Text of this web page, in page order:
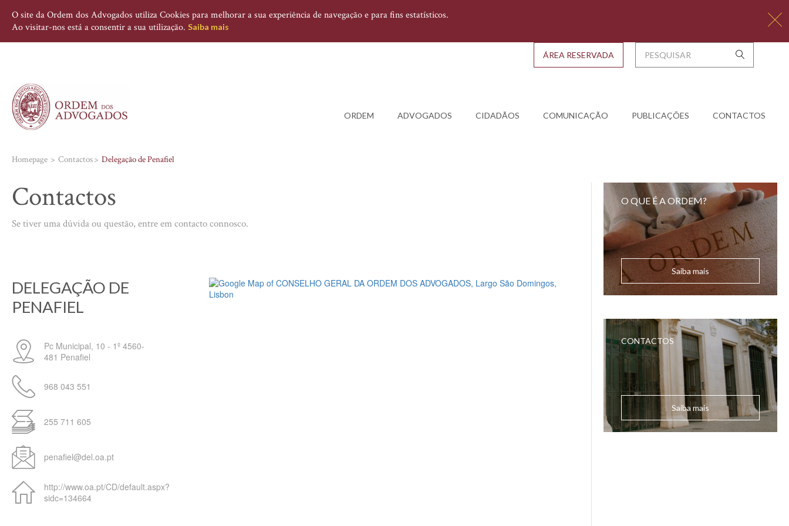
O site da Ordem dos Advogados utiliza Cookies para melhorar a sua experiência de navegação e para fins estatísticos.
Ao visitar-nos está a consentir a sua utilização. Saiba mais
ORDEM ADVOGADOS CIDADÃOS COMUNICAÇÃO PUBLICAÇÕES CONTACTOS
ÁREA RESERVADA
Homepage Contactos Delegação de Penafiel
Contactos
Se tiver uma dúvida ou questão, entre em contacto connosco.
DELEGAÇÃO DE
PENAFIEL
Pc Municipal, 10 - 1º 4560-
481 Penafiel
968 043 551
255 711 605
penafiel@del.oa.pt
http://www.oa.pt/CD/default.aspx?
sidc=134664
O QUE É A ORDEM?
Saiba mais
CONTACTOS
Saiba mais